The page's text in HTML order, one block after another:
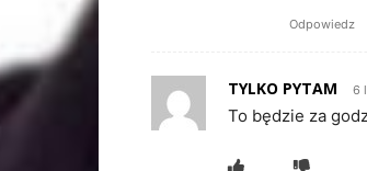
Odpowiedz
TYLKO PYTAM 6
To będzie za